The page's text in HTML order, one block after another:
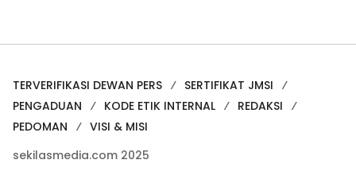
TERVERIFIKASI DEWAN PERS
SERTIFIKAT JMSI
PENGADUAN
KODE ETIK INTERNAL
REDAKSI
PEDOMAN
VISI & MISI
sekilasmedia.com 2025